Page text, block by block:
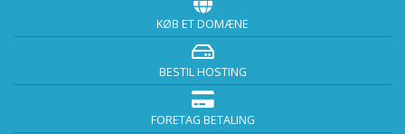
KØB ET DOMÆNE
BESTIL HOSTING
FORETAG BETALING